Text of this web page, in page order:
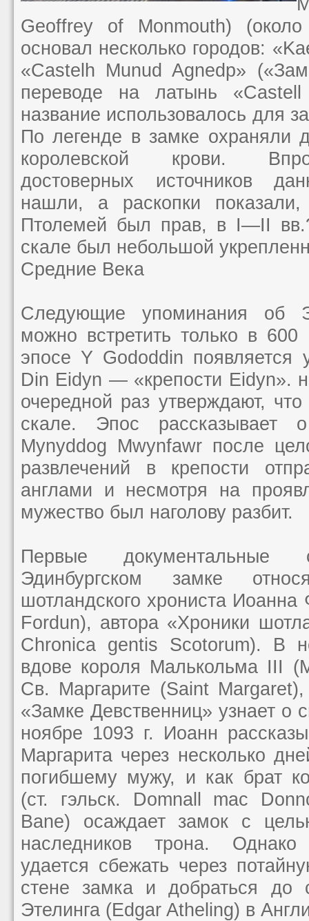
Geoffrey of Monmouth)
основал несколько городов:
«Castelh Munud Agnedр»
переводе на латынь
название использовалось для
По легенде в замке охраняли
королевской крови.
достоверных источников
нашли, а раскопки
Птолемей был прав, в I—II
скале был небольшой
Средние Века
Следующие упоминания об
можно встретить только в
эпосе Y Gododdin появляется
Din Eidyn — «крепости Eidyn».
очередной раз утверждают,
скале. Эпос рассказывает
Mynyddog Mwynfawr после
развлечений в крепости
англами и несмотря на
мужество был наголову разбит.
Первые документальные
Эдинбургском замке
шотландского хрониста Иоанна
Fordun), автора «Хроники
Chronica gentis Scotorum). В
вдове короля Малькольма III
Св. Маргарите (Saint
«Замке Девственниц» узнает о
ноябре 1093 г. Иоанн
Маргарита через несколько
погибшему мужу, и как брат
(ст. гэльск. Domnall mac
Bane) осаждает замок c
наследников трона.
удается сбежать через
стене замка и добраться до
Этелинга (Edgar Atheling) в